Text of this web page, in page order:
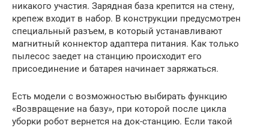
никакого участия. Зарядная база крепится на стену,
крепеж входит в набор. В конструкции предусмотрен
специальный разъем, в который устанавливают
магнитный коннектор адаптера питания. Как только
пылесос заедет на станцию происходит его
присоединение и батарея начинает заряжаться.
Есть модели с возможностью выбирать функцию
«Возвращение на базу», при которой после цикла
уборки робот вернется на док-станцию. Если такой